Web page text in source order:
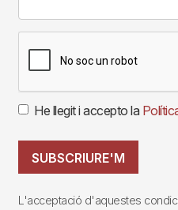
He llegit i accepto la
SUBSCRIURE'M
L'acceptació d'aquestes